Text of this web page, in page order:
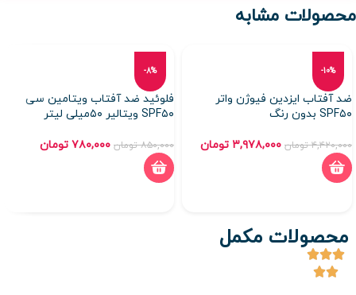
محصولات مشابه
-10%
ضد آفتاب ایزدین فیوژن واتر
SPF۵۰ بدون رنگ
۴,۴۲۰,۰۰۰ تومان ۳,۹۷۸,۰۰۰ تومان
-8%
فلوئيد ضد آفتاب ویتامین سی
SPF۵۰ ویتالیر ۵۰میلی لیتر
۸۵۰,۰۰۰ تومان ۷۸۰,۰۰۰ تومان
محصولات مکمل